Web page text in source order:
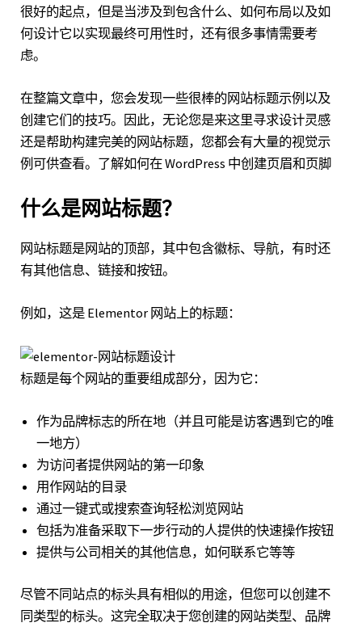
很好的起点，但是当涉及到包含什么、如何布局以及如
何设计它以实现最终可用性时，还有很多事情需要考
虑。
在整篇文章中，您会发现一些很棒的网站标题示例以及
创建它们的技巧。因此，无论您是来这里寻求设计灵感
还是帮助构建完美的网站标题，您都会有大量的视觉示
例可供查看。 了解如何在 WordPress 中创建页眉和页脚
什么是网站标题？
网站标题是网站的顶部，其中包含徽标、导航，有时还
有其他信息、链接和按钮。
例如，这是 Elementor 网站上的标题：
标题是每个网站的重要组成部分，因为它：
作为品牌标志的所在地（并且可能是访客遇到它的唯
一地方）
为访问者提供网站的第一印象
用作网站的目录
通过一键式或搜索查询轻松浏览网站
包括为准备采取下一步行动的人提供的快速操作按钮
提供与公司相关的其他信息，如何联系它等等
尽管不同站点的标头具有相似的用途，但您可以创建不
同类型的标头。这完全取决于您创建的网站类型、品牌